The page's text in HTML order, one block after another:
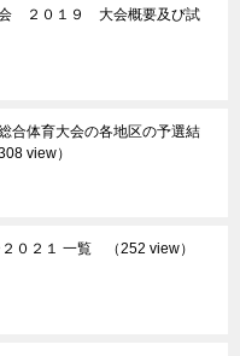
２０１９ 大会概要及び試
合体育大会の各地区の予選結
308 view）
２０２１ 一覧 （252 view）